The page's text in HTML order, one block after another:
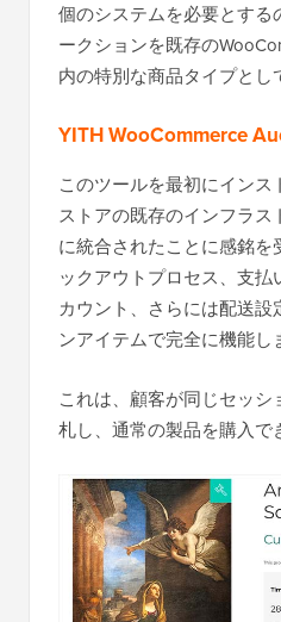
個のシステムを必要とする
ークションを既存の
内の特別な商品タイプとし
YITH WooCommerce
このツールを最初にインス
ストアの既存のインフラス
に統合されたことに感銘を
ックアウトプロセス、支
カウント、さらには配送設
ンアイテムで完全に機能し
これは、顧客が同じセッ
札し、通常の製品を購入で